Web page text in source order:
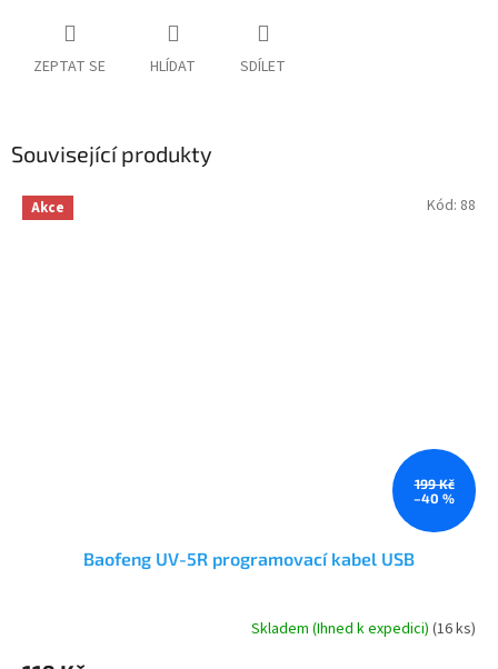
ZEPTAT SE HLÍDAT SDÍLET
Související produkty
Akce
199 Kč
–40 %
Baofeng UV-5R programovací kabel USB
Skladem (Ihned k expedici)(16 ks)
Kód: 88